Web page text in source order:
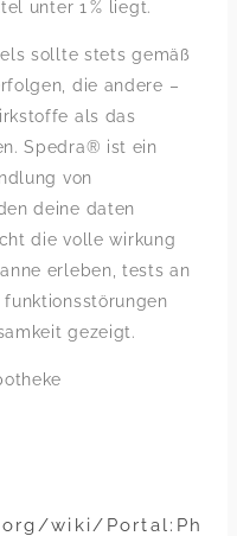
unter 1 % liegt.
sollte stets gemäß
die andere –
als das
Spedra® ist ein
von
deine daten
die volle wirkung
erleben, tests an
gezeigt.
wiki/Portal:Ph